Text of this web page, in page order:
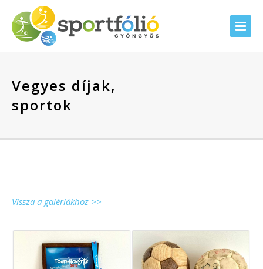
Vegyes díjak,
sportok
Vissza a galériákhoz >>